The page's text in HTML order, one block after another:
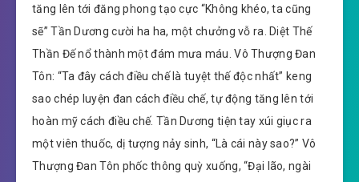
tăng lên tới đăng phong tạo cực “Không khéo, ta cũng
sẽ” Tần Dương cười ha ha, một chưởng vỗ ra. Diệt Thế
Thần Đế nổ thành một đám mưa máu. Vô Thượng Đan
Tôn: “Ta đây cách điều chế là tuyệt thế độc nhất” keng
sao chép luyện đan cách điều chế, tự động tăng lên tới
hoàn mỹ cách điều chế. Tần Dương tiện tay xúi giục ra
một viên thuốc, dị tượng nảy sinh, “Là cái này sao?” Vô
Thượng Đan Tôn phốc thông quỳ xuống, “Đại lão, ngài